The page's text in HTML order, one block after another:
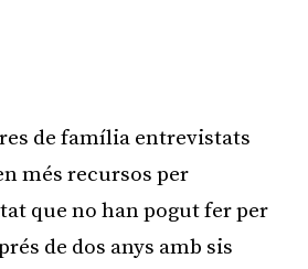
de família entrevistats
més recursos per
que no han pogut fer per
de dos anys amb sis